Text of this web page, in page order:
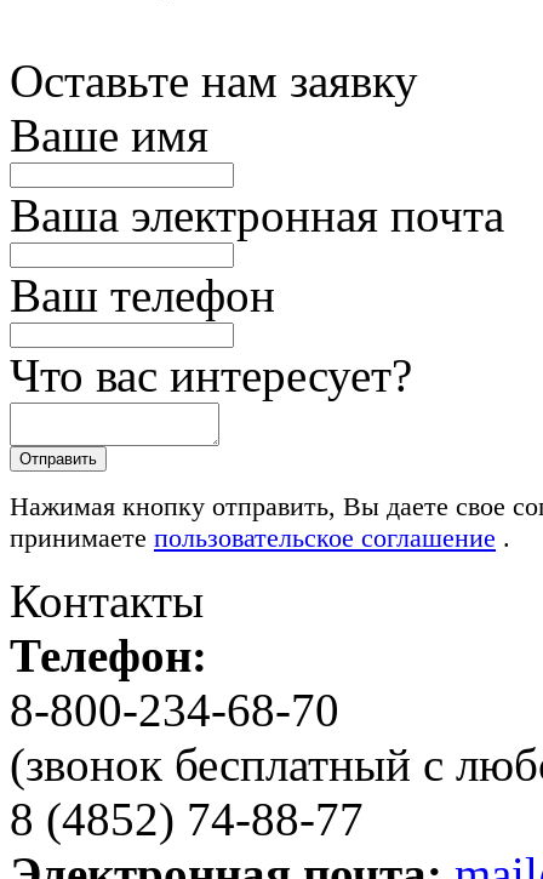
Оставьте нам заявку
Ваше имя
Ваша электронная почта
Ваш телефон
Что вас интересует?
Нажимая кнопку отправить, Вы даете свое
принимаете пользовательское соглашение .
Контакты
Телефон:
8-800-234-68-70
(звонок бесплатный с
8 (4852) 74-88-77